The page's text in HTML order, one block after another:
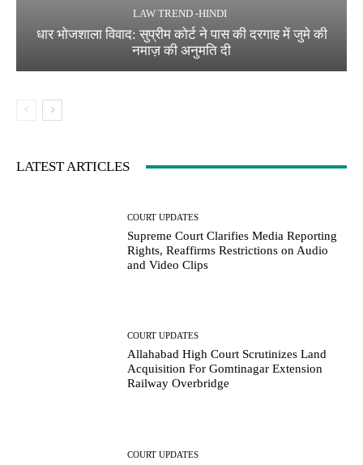
LAW TREND -HINDI
धार भोजशाला विवाद: सुप्रीम कोर्ट ने पास की दरगाह में जुमे की
नमाज़ की अनुमति दी
LATEST ARTICLES
COURT UPDATES
Supreme Court Clarifies Media Reporting
Rights, Reaffirms Restrictions on Audio
and Video Clips
COURT UPDATES
Allahabad High Court Scrutinizes Land
Acquisition For Gomtinagar Extension
Railway Overbridge
COURT UPDATES